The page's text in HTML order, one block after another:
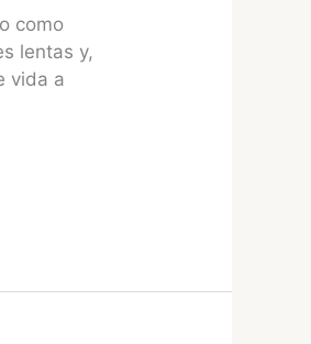
como
lentas y,
vida a